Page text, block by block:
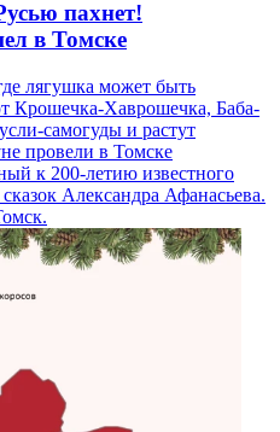
пахнет!
в Томске
лягушка может быть
Крошечка-Хаврошечка, Баба-
самогуды и растут
провели в Томске
к 200-летию известного
Александра Афанасьева.